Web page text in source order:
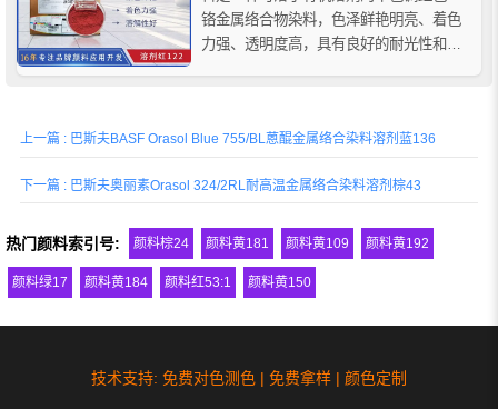
铬金属络合物染料，色泽鲜艳明亮、着色
力强、透明度高，具有良好的耐光性和耐
和空气干燥等涂料体系，推荐应用于笔芯
上一篇 : 巴斯夫BASF Orasol Blue 755/BL蒽醌金属络合染料溶剂蓝136
下一篇 : 巴斯夫奥丽素Orasol 324/2RL耐高温金属络合染料溶剂棕43
热门颜料索引号: 颜料棕24 颜料黄181 颜料黄109 颜料黄192
颜料绿17 颜料黄184 颜料红53:1 颜料黄150
技术支持: 免费对色测色 | 免费拿样 | 颜色定制